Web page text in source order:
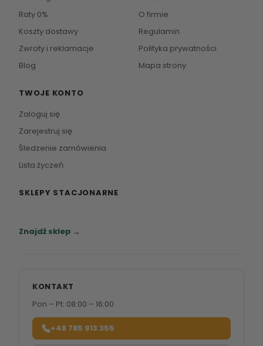
Raty 0%
Koszty dostawy
Zwroty i reklamacje
Blog
O firmie
Regulamin
Polityka prywatności
Mapa strony
TWOJE KONTO
Zaloguj się
Zarejestruj się
Śledzenie zamówienia
Lista życzeń
SKLEPY STACJONARNE
Znajdź sklep →
KONTAKT
Pon – Pt: 08:00 – 16:00
+48 785 913 355